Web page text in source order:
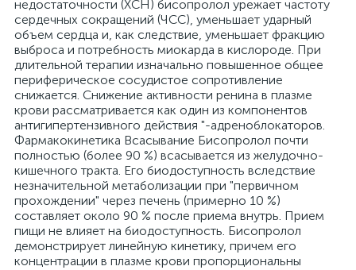
недостаточности (ХСН) бисопролол урежает частоту
сердечных сокращений (ЧСС), уменьшает ударный
объем сердца и, как следствие, уменьшает фракцию
выброса и потребность миокарда в кислороде. При
длительной терапии изначально повышенное общее
периферическое сосудистое сопротивление
снижается. Снижение активности ренина в плазме
крови рассматривается как один из компонентов
антигипертензивного действия "-адреноблокаторов.
Фармакокинетика Всасывание Бисопролол почти
полностью (более 90 %) всасывается из желудочно-
кишечного тракта. Его биодоступность вследствие
незначительной метаболизации при "первичном
прохождении" через печень (примерно 10 %)
составляет около 90 % после приема внутрь. Прием
пищи не влияет на биодоступность. Бисопролол
демонстрирует линейную кинетику, причем его
концентрации в плазме крови пропорциональны